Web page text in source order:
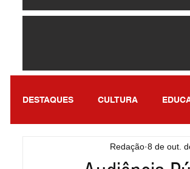
DESTAQUES CULTURA
ENTRETENIMENTO SÃO
Redação 8 de out.